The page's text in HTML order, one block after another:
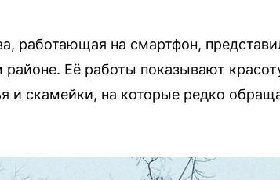
работающая на смартфон,
Её работы показывают
и скамейки, на которые редко